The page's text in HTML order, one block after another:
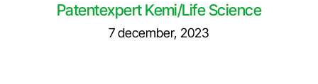
Patentexpert Kemi/Life Science
7 december, 2023